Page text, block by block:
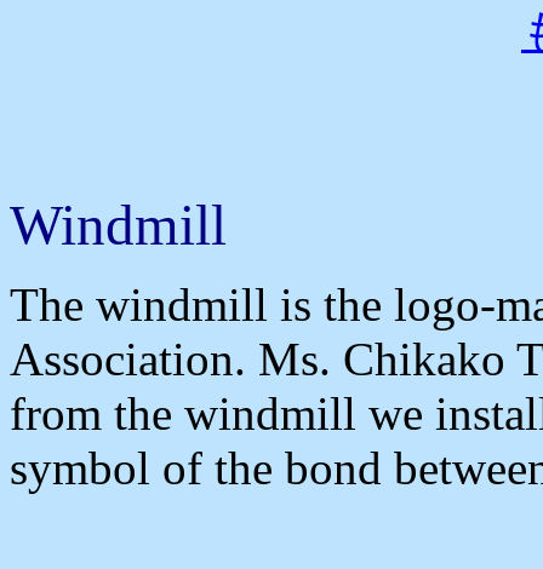
Windmill
The windmill is the logo-
Association. Ms. Chikako
from the windmill we
symbol of the bond